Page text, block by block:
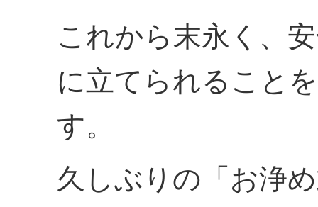
これから末永く、
に立てられること
す。
久しぶりの「お浄